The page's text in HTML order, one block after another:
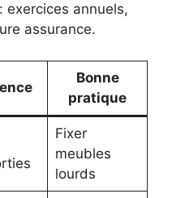
: exercices annuels,
assurance.
Bonne
pratique
Fixer
meubles
lourds